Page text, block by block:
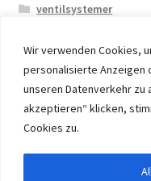
Wir verwenden Cookies,
personalisierte Anzeigen
unseren Datenverkehr zu
akzeptieren“ klicken,
Cookies zu.
ventilsystemer
© 2026 Eruon Trade